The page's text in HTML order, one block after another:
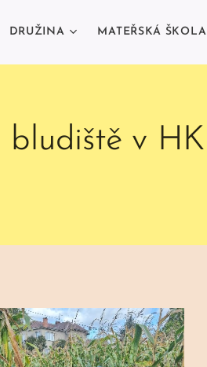
DRUŽINA MATEŘSKÁ ŠKOLA
bludiště v HK